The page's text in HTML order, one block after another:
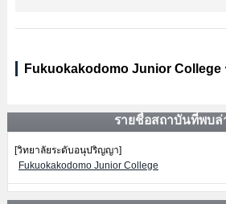
Fukuokakodomo Junior
รายชื่อสถาบันที่พบล่
[วิทยาลัยระดับอนุปริญญา]
Fukuokakodomo Junior College